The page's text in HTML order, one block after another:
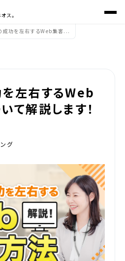
ス。
成功を左右するWeb集客...
左右するWeb
て解説します！
グ